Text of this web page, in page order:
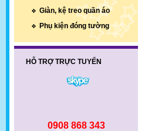
Giàn, kệ treo quần áo
Phụ kiện đóng tường
HỖ TRỢ TRỰC TUYẾN
0908 868 343